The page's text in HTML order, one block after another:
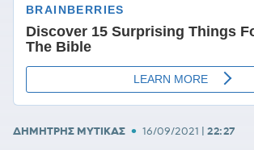
ΔΗΜΗΤΡΗΣ ΜΥΤΙΚΑΣ • 16/09/2021 | 22:27